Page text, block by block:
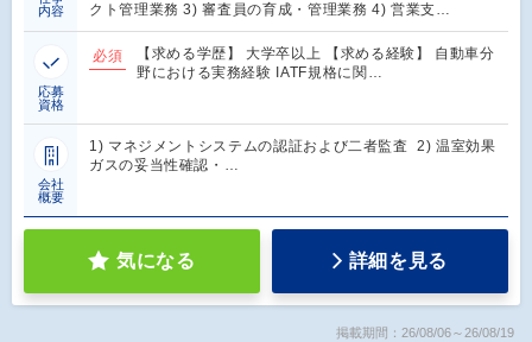
内容
クト管理業務 3) 審査員の育成・管理業務 4) 営業支…
応募
資格
必須
【求める学歴】 大学卒以上 【求める経験】 自動車分
野における実務経験 IATF規格に関…
会社
概要
1) マネジメントシステムの認証および二者監査 2) 温室効果
ガスの妥当性確認・…
気になる 詳細を見る
掲載期間：26/08/06～26/08/19